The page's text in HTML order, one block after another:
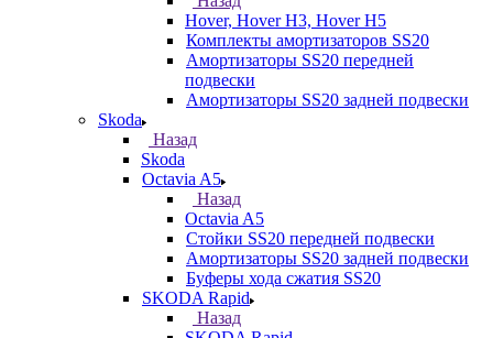
Hover, Hover H3, Hover H5
Комплекты амортизаторов SS20
Амортизаторы SS20 передней
подвески
Амортизаторы SS20 задней подвески
Skoda
Назад
Skoda
Octavia A5
Назад
Octavia A5
Стойки SS20 передней подвески
Амортизаторы SS20 задней подвески
Буферы хода сжатия SS20
SKODA Rapid
Назад